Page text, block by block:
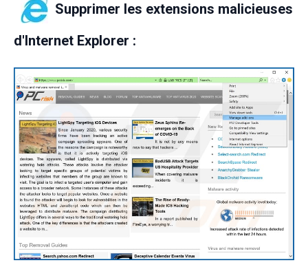
Supprimer les extensions malicieuses
d'Internet Explorer :